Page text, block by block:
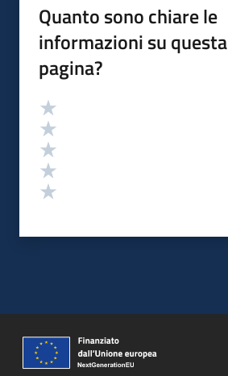
Quanto sono chiare le
informazioni su questa
pagina?
Valutazione